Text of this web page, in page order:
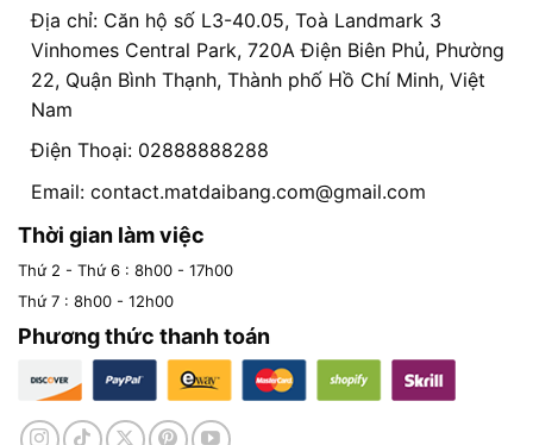
Địa chỉ: Căn hộ số L3-40.05, Toà Landmark 3
Vinhomes Central Park, 720A Điện Biên Phủ, Phường
22, Quận Bình Thạnh, Thành phố Hồ Chí Minh, Việt
Nam
Điện Thoại: 02888888288
Email: contact.matdaibang.com@gmail.com
Thời gian làm việc
Thứ 2 - Thứ 6 : 8h00 - 17h00
Thứ 7 : 8h00 - 12h00
Phương thức thanh toán